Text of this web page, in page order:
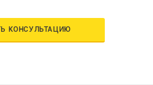
КОНСУЛЬТАЦИЮ